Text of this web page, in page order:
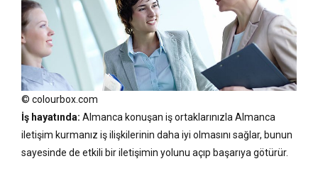
© colourbox.com
İş hayatında: Almanca konuşan iş ortaklarınızla Almanca
iletişim kurmanız iş ilişkilerinin daha iyi olmasını sağlar, bunun
sayesinde de etkili bir iletişimin yolunu açıp başarıya götürür.